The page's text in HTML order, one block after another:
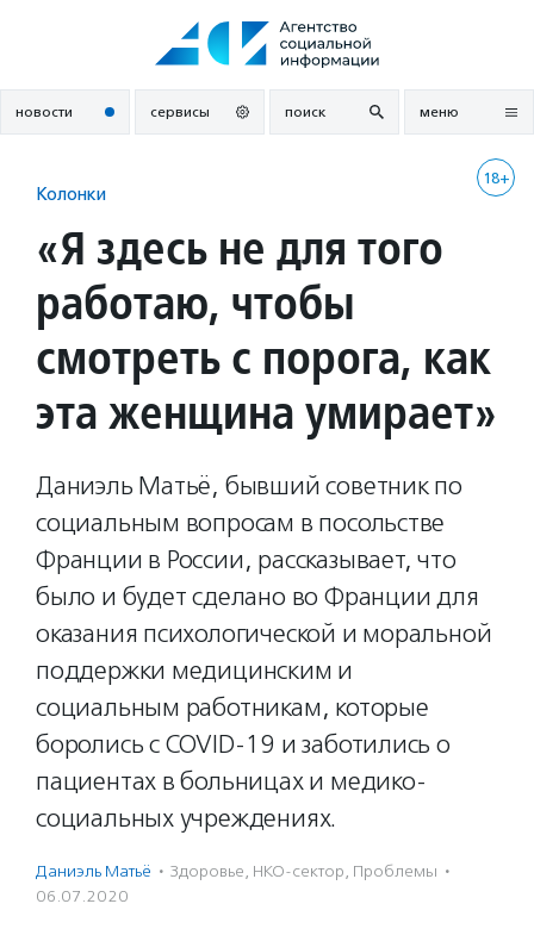
новости сервисы поиск меню
18+
Колонки
«Я здесь не для того
работаю, чтобы
смотреть с порога, как
эта женщина умирает»
Даниэль Матьё, бывший советник по
социальным вопросам в посольстве
Франции в России, рассказывает, что
было и будет сделано во Франции для
оказания психологической и моральной
поддержки медицинским и
социальным работникам, которые
боролись с COVID-19 и заботились о
пациентах в больницах и медико-
социальных учреждениях.
Даниэль Матьё · Здоровье, НКО-сектор, Проблемы ·
06.07.2020